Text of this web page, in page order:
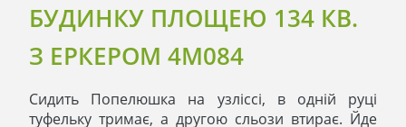
БУДИНКУ ПЛОЩЕЮ 134 КВ.
З ЕРКЕРОМ 4M084
Сидить Попелюшка на узліссі, в одній руці
туфельку тримає, а другою сльози втирає. Йде